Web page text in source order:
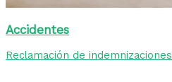
Accidentes
Reclamación de indemnizaciones